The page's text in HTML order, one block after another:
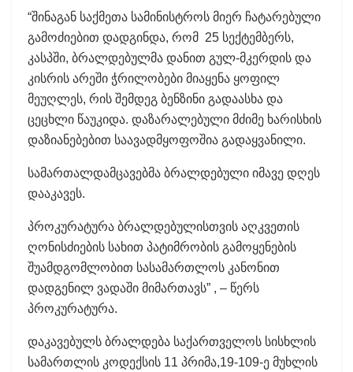
“შინაგან საქმეთა სამინისტროს მიერ ჩატარებული
გამოძიებით დადგინდა, რომ 25 სექტემბერს,
კასპში, ბრალდებულმა დანით გულ-მკერდის და
კისრის არეში ჭრილობები მიაყენა ყოფილ
მეუღლეს, რის შემდეგ ბენზინი გადაასხა და
ცეცხლი წაუკიდა. დაზარალებული მძიმე ხარისხის
დაზიანებებით საავადმყოფოშია გადაყვანილი.
სამართალდამცავებმა ბრალდებული იმავე დღეს
დააკავეს.
პროკურატურა ბრალდებულისთვის აღკვეთის
ღონისძიების სახით პატიმრობის გამოყენების
შუამდგომლობით სასამართლოს კანონით
დადგენილ ვადაში მიმართავს” , – წერს
პროკურატურა.
დაკავებულს ბრალდება საქართველოს სისხლის
სამართლის კოდექსის 11 პრიმა,19-109-ე მუხლის